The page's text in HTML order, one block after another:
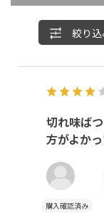
絞り
切れ味ば
方がよか